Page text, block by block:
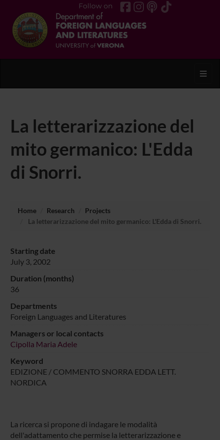
Follow on
La letterarizzazione del
mito germanico: L'Edda
di Snorri.
Home Research
Projects
La letterarizzazione del mito germanico: L'Edda di Snorri.
Starting date
July 3, 2002
Duration (months)
36
Departments
Foreign Languages and Literatures
Managers or local contacts
Cipolla Maria Adele
Keyword
EDIZIONE / COMMENTO SNORRA EDDA LETT.
NORDICA
La ricerca si propone di indagare le modalità
dell'adattamento che permise la letterarizzazione e